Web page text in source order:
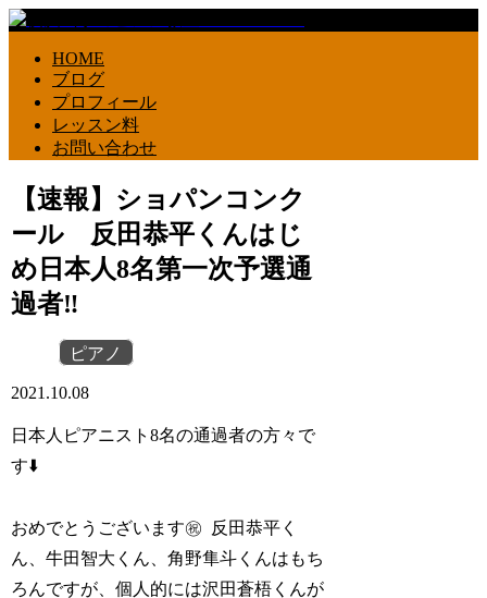
HOME
ブログ
プロフィール
レッスン料
お問い合わせ
【速報】ショパンコンク
ール 反田恭平くんはじ
め日本人8名第一次予選通
過者‼️
ピアノ
2021.10.08
日本人ピアニスト8名の通過者の方々で
す⬇️
おめでとうございます㊗️ 反田恭平く
ん、牛田智大くん、角野隼斗くんはもち
ろんですが、個人的には沢田蒼梧くんが